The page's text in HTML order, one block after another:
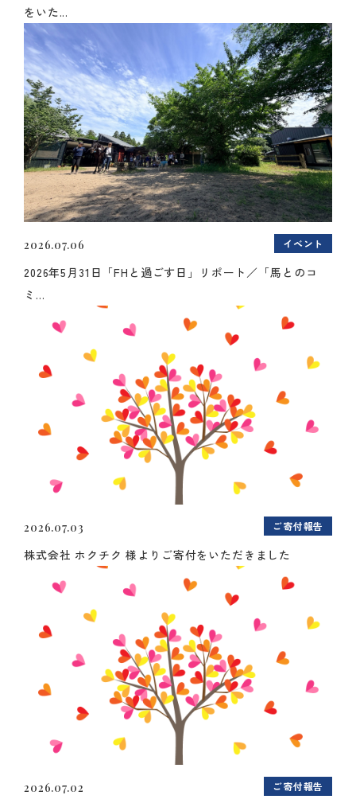
をいた...
2026.07.06 イベント
2026年5月31日「FHと過ごす日」リポート／「馬とのコ
ミ...
2026.07.03 ご寄付報告
株式会社 ホクチク 様よりご寄付をいただきました
2026.07.02 ご寄付報告